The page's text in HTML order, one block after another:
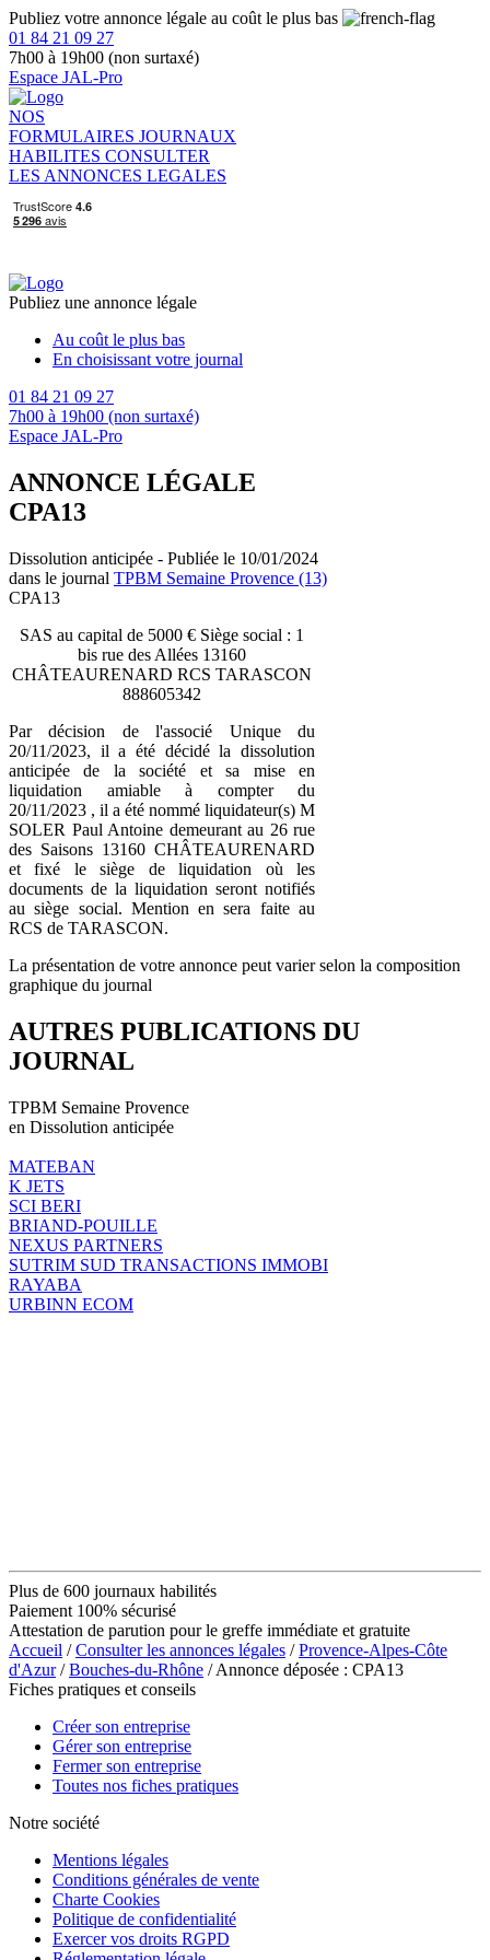
Publiez votre annonce légale au coût le plus bas
01 84 21 09 27
7h00 à 19h00 (non surtaxé)
Espace JAL-Pro
NOS
FORMULAIRES JOURNAUX
HABILITES CONSULTER
LES ANNONCES LEGALES
Publiez une annonce légale
Au coût le plus bas
En choisissant votre journal
01 84 21 09 27
7h00 à 19h00 (non surtaxé)
Espace JAL-Pro
ANNONCE LÉGALE
CPA13
Dissolution anticipée - Publiée le 10/01/2024
dans le journal TPBM Semaine Provence (13)
CPA13
SAS au capital de 5000 € Siège social : 1
bis rue des Allées 13160
CHÂTEAURENARD RCS TARASCON
888605342
Par décision de l'associé Unique du
20/11/2023, il a été décidé la dissolution
anticipée de la société et sa mise en
liquidation amiable à compter du
20/11/2023 , il a été nommé liquidateur(s) M
SOLER Paul Antoine demeurant au 26 rue
des Saisons 13160 CHÂTEAURENARD
et fixé le siège de liquidation où les
documents de la liquidation seront notifiés
au siège social. Mention en sera faite au
RCS de TARASCON.
La présentation de votre annonce peut varier selon la composition
graphique du journal
AUTRES PUBLICATIONS DU
JOURNAL
TPBM Semaine Provence
en Dissolution anticipée
MATEBAN
K JETS
SCI BERI
BRIAND-POUILLE
NEXUS PARTNERS
SUTRIM SUD TRANSACTIONS IMMOBI
RAYABA
URBINN ECOM
Plus de 600 journaux habilités
Paiement 100% sécurisé
Attestation de parution pour le greffe immédiate et gratuite
Accueil /Consulter les annonces légales /Provence-Alpes-Côte
d'Azur/Bouches-du-Rhône / Annonce déposée : CPA13
Fiches pratiques et conseils
Créer son entreprise
Gérer son entreprise
Fermer son entreprise
Toutes nos fiches pratiques
Notre société
Mentions légales
Conditions générales de vente
Charte Cookies
Politique de confidentialité
Exercer vos droits RGPD